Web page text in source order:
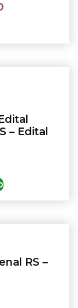
– Edital
RS –